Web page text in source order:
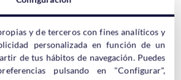
a pasar a publicar el portafolio en su
una página nueva así que vamos al
una página nueva. Aunque podéis
y de terceros con fines analíticos y
personalizada en función de un
de tus hábitos de navegación. Puedes
pulsando en "Configurar",